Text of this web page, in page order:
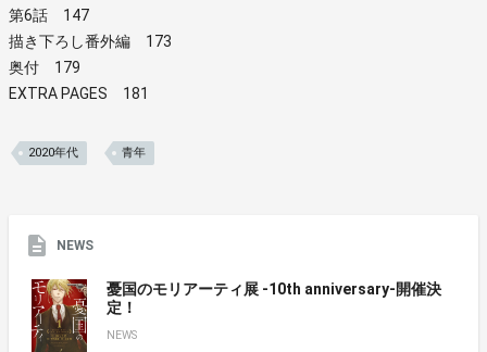
第6話 147
描き下ろし番外編 173
奥付 179
EXTRA PAGES 181
2020年代 青年
NEWS
憂国のモリアーティ展 -10th anniversary-開催決
定！
NEWS